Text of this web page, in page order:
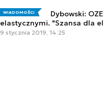
WIADOMOŚCI
Dybowski:
elastycznymi. "Szansa dla
9 stycznia 2019, 14:25